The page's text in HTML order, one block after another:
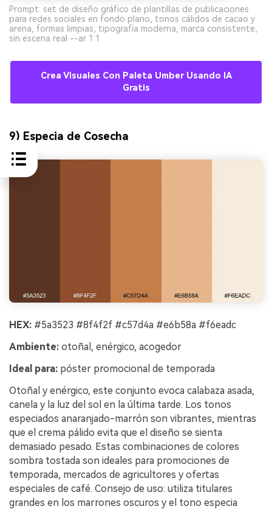
Prompt: set de diseño gráfico de plantillas de publicaciones
para redes sociales en fondo plano, tonos cálidos de cacao y
arena, formas limpias, tipografía moderna, marca consistente,
sin escena real --ar 1:1
Crea Visuales Con Paleta Umber Usando IA
Gratis
9) Especia de Cosecha
HEX: #5a3523 #8f4f2f #c57d4a #e6b58a #f6eadc
Ambiente: otoñal, enérgico, acogedor
Ideal para: póster promocional de temporada
Otoñal y enérgico, este conjunto evoca calabaza asada,
canela y la luz del sol en la última tarde. Los tonos
especiados anaranjado-marrón son vibrantes, mientras
que el crema pálido evita que el diseño se sienta
demasiado pesado. Estas combinaciones de colores
sombra tostada son ideales para promociones de
temporada, mercados de agricultores y ofertas
especiales de café. Consejo de uso: utiliza titulares
grandes en los marrones oscuros y el tono especia